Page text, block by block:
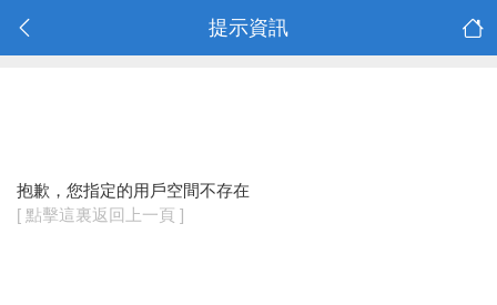
提示資訊
抱歉，您指定的用戶空間不存在
[ 點擊這裏返回上一頁 ]